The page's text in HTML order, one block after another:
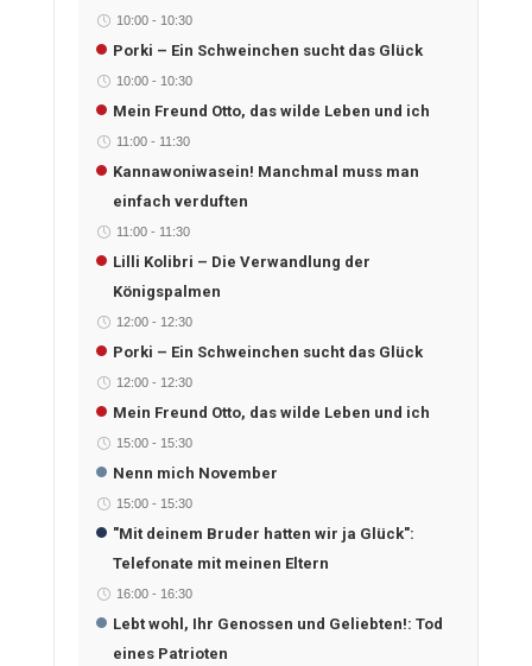
10:00- 10:30
Porki – Ein Schweinchen sucht das Glück
10:00- 10:30
Mein Freund Otto, das wilde Leben und ich
11:00- 11:30
Kannawoniwasein! Manchmal muss man
einfach verduften
11:00- 11:30
Lilli Kolibri – Die Verwandlung der
Königspalmen
12:00- 12:30
Porki – Ein Schweinchen sucht das Glück
12:00- 12:30
Mein Freund Otto, das wilde Leben und ich
15:00- 15:30
Nenn mich November
15:00- 15:30
"Mit deinem Bruder hatten wir ja Glück":
Telefonate mit meinen Eltern
16:00- 16:30
Lebt wohl, Ihr Genossen und Geliebten!: Tod
eines Patrioten